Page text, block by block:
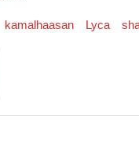
kamalhaasan Lyca